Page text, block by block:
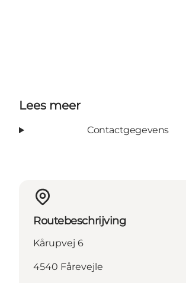
Lees meer
Contactgegevens
Routebeschrijving
Kårupvej 6
4540 Fårevejle